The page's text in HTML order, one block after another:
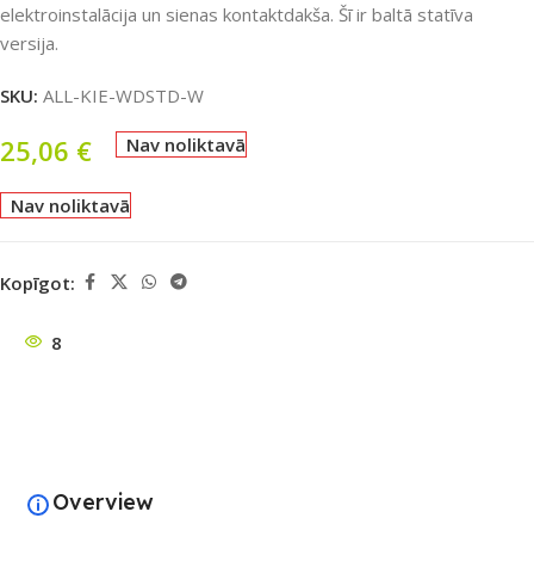
elektroinstalācija un sienas kontaktdakša. Šī ir baltā statīva
versija.
SKU: ALL-KIE-WDSTD-W
25,06 € Nav noliktavā
Nav noliktavā
Kopīgot:
8
Overview